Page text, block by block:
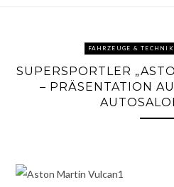
FAHRZEUGE & TECHNIK
SUPERSPORTLER
– PRÄSENTATION